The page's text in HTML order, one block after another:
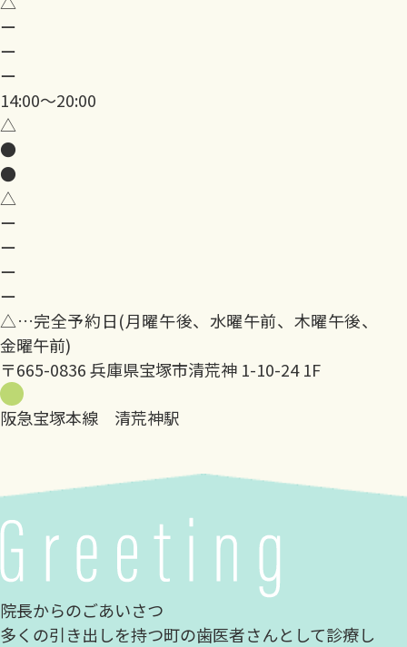
ー
ー
ー
14:00～20:00
△
●
●
△
ー
ー
ー
ー
△…完全予約日(月曜午後、水曜午前、木曜午後、
金曜午前)
〒665-0836 兵庫県宝塚市清荒神 1-10-24 1F
阪急宝塚本線 清荒神駅
院長からのごあいさつ
多くの引き出しを持つ町の歯医者さんとして診療し